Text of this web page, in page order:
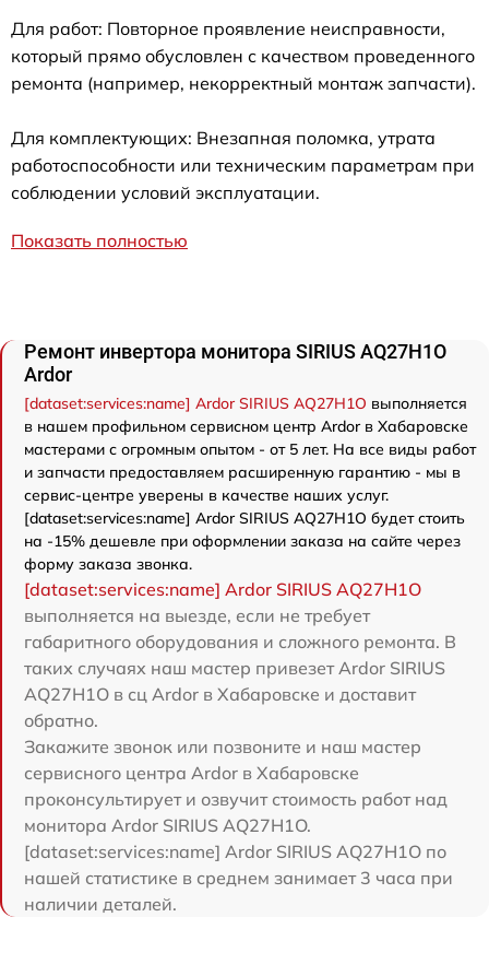
Для работ: Повторное проявление неисправности,
который прямо обусловлен с качеством проведенного
ремонта (например, некорректный монтаж запчасти).
Для комплектующих: Внезапная поломка, утрата
работоспособности или техническим параметрам при
соблюдении условий эксплуатации.
Показать полностью
Ремонт инвертора монитора SIRIUS AQ27H1O
Ardor
[dataset:services:name] Ardor SIRIUS AQ27H1O выполняется
в нашем профильном сервисном центр Ardor в Хабаровске
мастерами с огромным опытом - от 5 лет. На все виды работ
и запчасти предоставляем расширенную гарантию - мы в
сервис-центре уверены в качестве наших услуг.
[dataset:services:name] Ardor SIRIUS AQ27H1O будет стоить
на -15% дешевле при оформлении заказа на сайте через
форму заказа звонка.
[dataset:services:name] Ardor SIRIUS AQ27H1O
выполняется на выезде, если не требует
габаритного оборудования и сложного ремонта. В
таких случаях наш мастер привезет Ardor SIRIUS
AQ27H1O в сц Ardor в Хабаровске и доставит
обратно.
Закажите звонок или позвоните и наш мастер
сервисного центра Ardor в Хабаровске
проконсультирует и озвучит стоимость работ над
монитора Ardor SIRIUS AQ27H1O.
[dataset:services:name] Ardor SIRIUS AQ27H1O по
нашей статистике в среднем занимает 3 часа при
наличии деталей.